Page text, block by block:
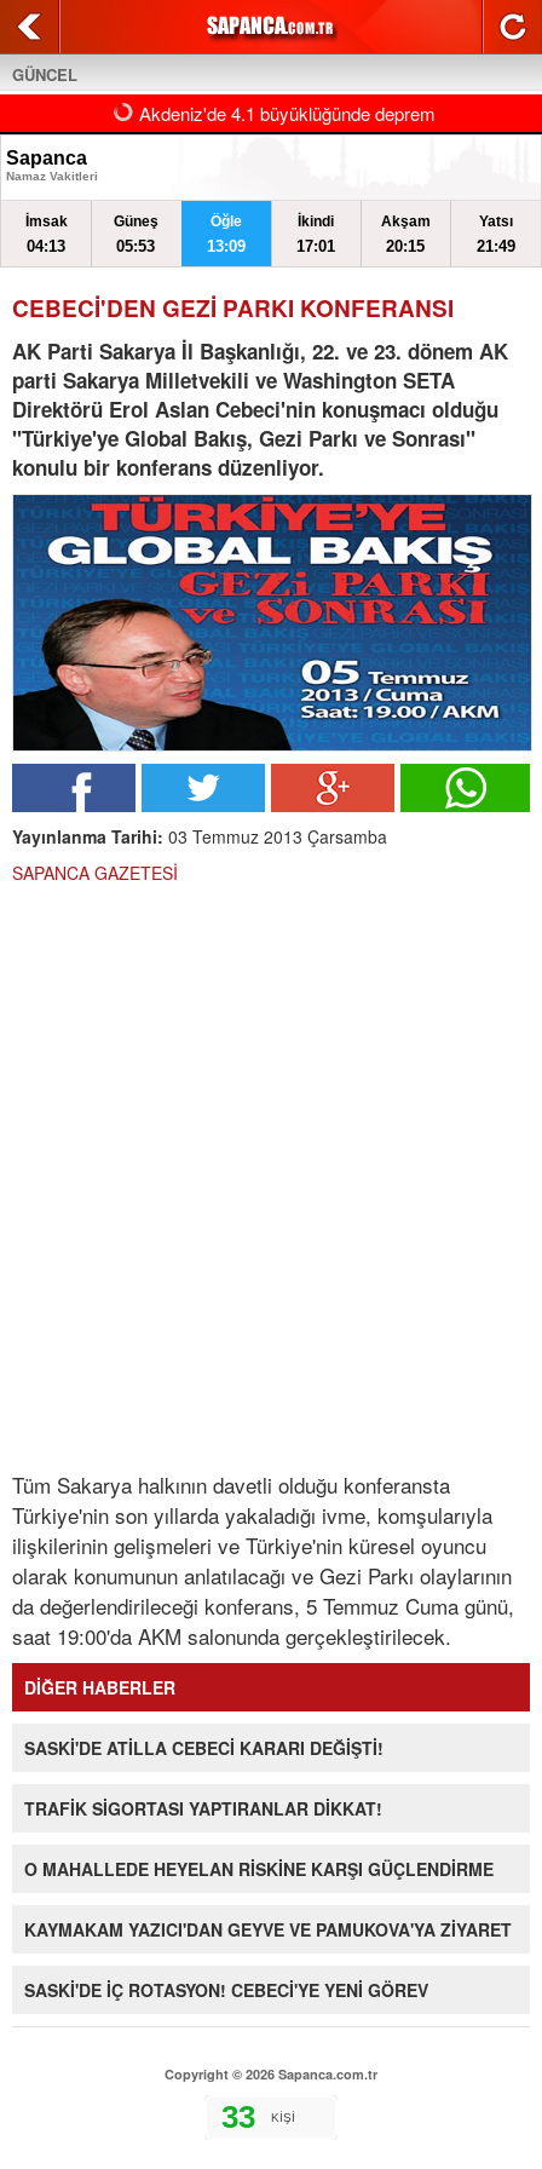
GÜNCEL
Akdeniz'de 4.1 büyüklüğünde deprem
Sapanca
Namaz Vakitleri
İmsak
04:13
Güneş
05:53
Öğle
13:09
İkindi
17:01
Akşam
20:15
Yatsı
21:49
CEBECİ'DEN GEZİ PARKI KONFERANSI
AK Parti Sakarya İl Başkanlığı, 22. ve 23. dönem AK
parti Sakarya Milletvekili ve Washington SETA
Direktörü Erol Aslan Cebeci'nin konuşmacı olduğu
"Türkiye'ye Global Bakış, Gezi Parkı ve Sonrası"
konulu bir konferans düzenliyor.
Yayınlanma Tarihi: 03 Temmuz 2013 Çarsamba
SAPANCA GAZETESİ
Tüm Sakarya halkının davetli olduğu konferansta
Türkiye'nin son yıllarda yakaladığı ivme, komşularıyla
ilişkilerinin gelişmeleri ve Türkiye'nin küresel oyuncu
olarak konumunun anlatılacağı ve Gezi Parkı olaylarının
da değerlendirileceği konferans, 5 Temmuz Cuma günü,
saat 19:00'da AKM salonunda gerçekleştirilecek.
DİĞER HABERLER
SASKİ'DE ATİLLA CEBECİ KARARI DEĞİŞTİ!
TRAFİK SİGORTASI YAPTIRANLAR DİKKAT!
O MAHALLEDE HEYELAN RİSKİNE KARŞI GÜÇLENDİRME
KAYMAKAM YAZICI'DAN GEYVE VE PAMUKOVA'YA ZİYARET
SASKİ'DE İÇ ROTASYON! CEBECİ'YE YENİ GÖREV
Copyright © 2026 Sapanca.com.tr